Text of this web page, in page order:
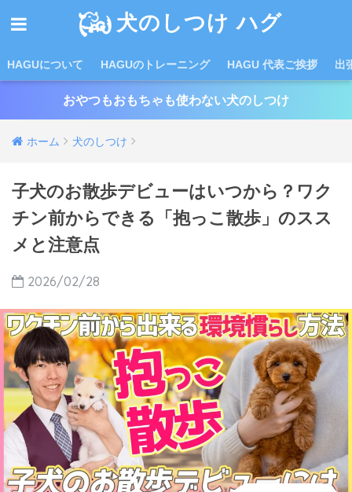
犬のしつけ ハグ
HAGUについて HAGUのトレーニング HAGU 代表ご挨拶 出
おやつもおもちゃも使わない犬のしつけ
ホーム 犬のしつけ
子犬のお散歩デビューはいつから？ワク
チン前からできる「抱っこ散歩」のスス
メと注意点
2026/02/28